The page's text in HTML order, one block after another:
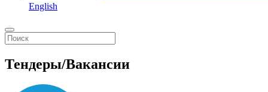
English
Тендеры/Вакансии